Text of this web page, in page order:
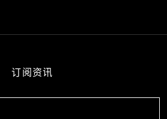
订阅资讯